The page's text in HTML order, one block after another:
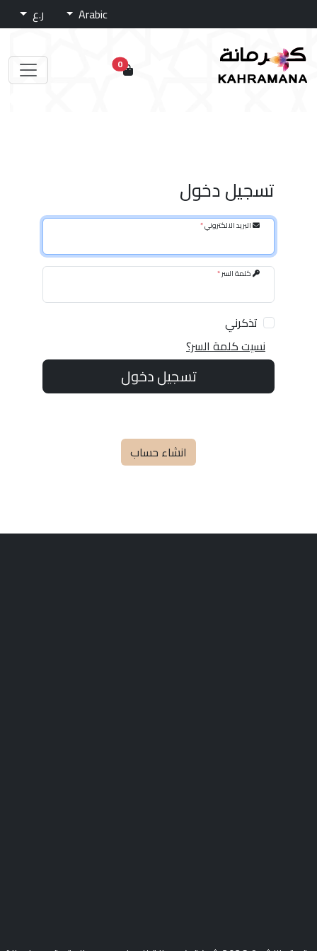
Arabic ر.ع
0
تسجيل دخول
البريد الالكتروني*
كلمة السر*
تذكرني
نسيت كلمة السر؟
تسجيل دخول
انشاء حساب